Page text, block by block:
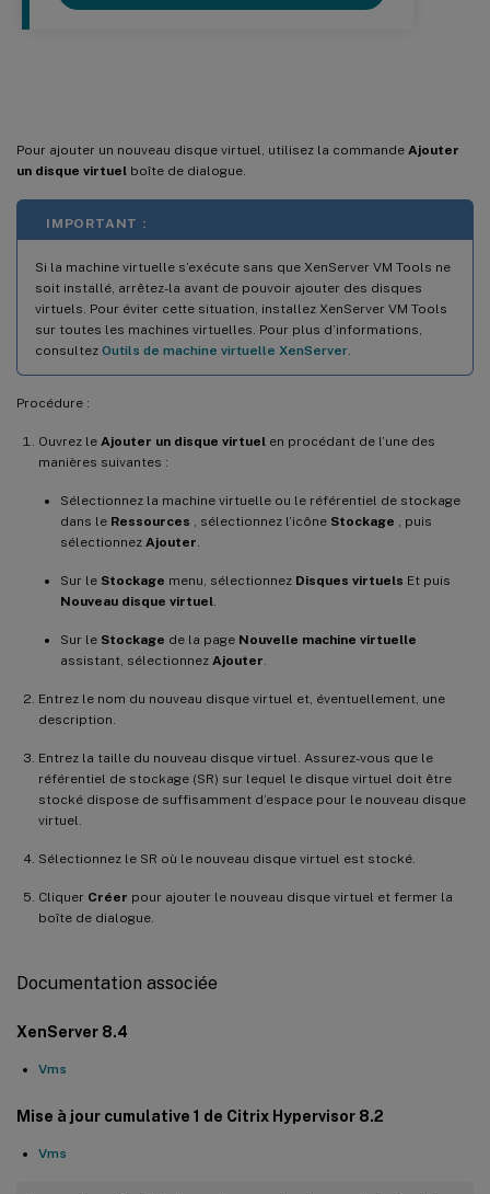
Pour ajouter un nouveau disque virtuel, utilisez la commande Ajouter
un disque virtuel boîte de dialogue.
IMPORTANT :
Si la machine virtuelle s’exécute sans que XenServer VM Tools ne
soit installé, arrêtez-la avant de pouvoir ajouter des disques
virtuels. Pour éviter cette situation, installez XenServer VM Tools
sur toutes les machines virtuelles. Pour plus d’informations,
consultez Outils de machine virtuelle XenServer
Procédure :
Ouvrez le Ajouter un disque virtuel en procédant de l’une des
manières suivantes :
Sélectionnez la machine virtuelle ou le référentiel de stockage
dans le Ressources , sélectionnez l’icône Stockage , puis
sélectionnez Ajouter
Sur le Stockage menu, sélectionnez Disques virtuels Et puis
Nouveau disque virtuel
Sur le Stockage de la page Nouvelle machine virtuelle
assistant, sélectionnez Ajouter
Entrez le nom du nouveau disque virtuel et, éventuellement, une
description.
Entrez la taille du nouveau disque virtuel. Assurez-vous que le
référentiel de stockage (SR) sur lequel le disque virtuel doit être
stocké dispose de suffisamment d’espace pour le nouveau disque
virtuel.
Sélectionnez le SR où le nouveau disque virtuel est stocké.
Cliquer Créer pour ajouter le nouveau disque virtuel et fermer la
boîte de dialogue.
Documentation associée
XenServer 8.4
Vms
Mise à jour cumulative 1 de Citrix Hypervisor 8.2
Vms